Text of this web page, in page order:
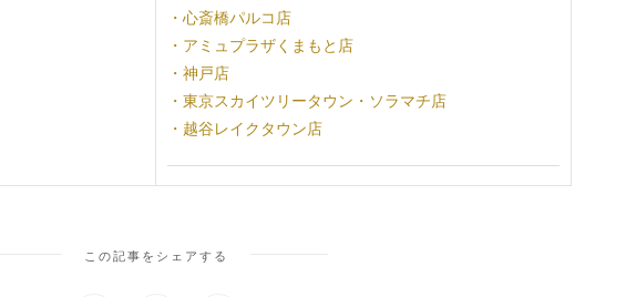
・心斎橋パルコ店
・アミュプラザくまもと店
・神戸店
・東京スカイツリータウン・ソラマチ店
・越谷レイクタウン店
この記事をシェアする